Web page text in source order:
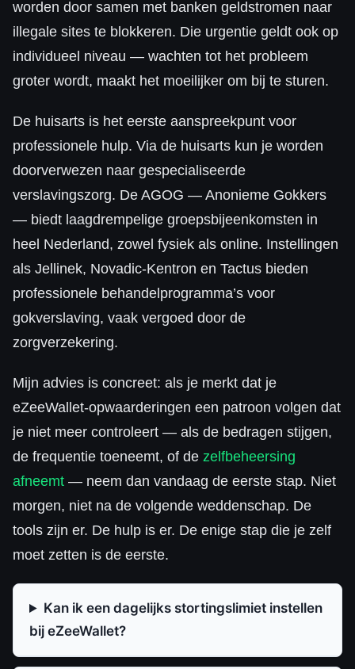
worden door samen met banken geldstromen naar
illegale sites te blokkeren. Die urgentie geldt ook op
individueel niveau — wachten tot het probleem
groter wordt, maakt het moeilijker om bij te sturen.
De huisarts is het eerste aanspreekpunt voor
professionele hulp. Via de huisarts kun je worden
doorverwezen naar gespecialiseerde
verslavingszorg. De AGOG — Anonieme Gokkers
— biedt laagdrempelige groepsbijeenkomsten in
heel Nederland, zowel fysiek als online. Instellingen
als Jellinek, Novadic-Kentron en Tactus bieden
professionele behandelprogramma’s voor
gokverslaving, vaak vergoed door de
zorgverzekering.
Mijn advies is concreet: als je merkt dat je
eZeeWallet-opwaarderingen een patroon volgen dat
je niet meer controleert — als de bedragen stijgen,
de frequentie toeneemt, of de zelfbeheersing
afneemt — neem dan vandaag de eerste stap. Niet
morgen, niet na de volgende weddenschap. De
tools zijn er. De hulp is er. De enige stap die je zelf
moet zetten is de eerste.
Kan ik een dagelijks stortingslimiet instellen
bij eZeeWallet?